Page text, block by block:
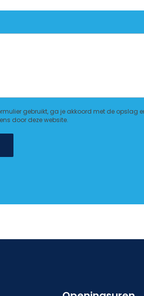
gebruikt, ga je akkoord met de opslag
door deze website.